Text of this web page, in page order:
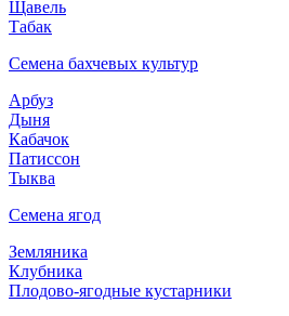
Щавель
Табак
Семена бахчевых культур
Арбуз
Дыня
Кабачок
Патиссон
Тыква
Семена ягод
Земляника
Клубника
Плодово-ягодные кустарники